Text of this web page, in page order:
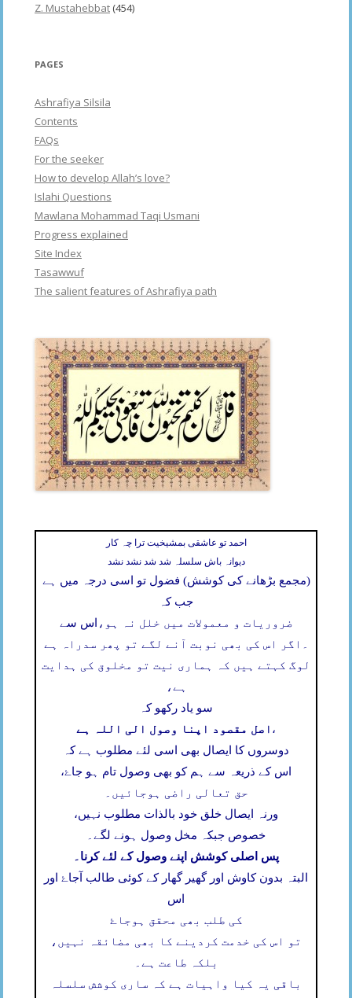
Z. Mustahebbat (454)
PAGES
Ashrafiya Silsila
Contents
FAQs
For the seeker
How to develop Allah’s love?
Islahi Questions
Mawlana Mohammad Taqi Usmani
Progress explained
Site Index
Tasawwuf
The salient features of Ashrafiya path
احمد تو عاشقی بمشیخیت ترا چہ کار
دیوانہ باش سلسلہ شد شد نشد نشد
(مجمع بڑھانے کی کوشش) فضول تو اسی درجہ میں ہے
جب کہ
اس سے ضروریات و معمولات میں خلل نہ ہو،
اگر اس کی بھی نوبت آنے لگے تو پھر سدراہ ہے
لوگ کہتے ہیں کہ ہماری نیت تو مخلوق کی ہدایت
ہے،
سو یاد رکھو کہ
اصل مقصود اپنا وصول الی اللہ ہے ،
دوسروں کا ایصال بھی اسی لئے مطلوب ہے کہ
اس کے ذریعہ سے ہم کو بھی وصول تام ہو جاۓ،
حق تعالی راضی ہوجائیں۔
ورنہ ایصال خلق خود بالذات مطلوب نہیں،
خصوص جبکہ مخل وصول ہونے لگے۔
پس اصلی کوشش اپنے وصول کے لئے کرنا۔
البتہ بدون کاوش اور گھیر گھار کے کوئی طالب آجاۓ اور
اس
کی طلب بھی محقق ہوجاۓ
تو اس کی خدمت کردینے کا بھی مضائقہ نہیں،
بلکہ طاعت ہے۔
باقی یہ کیا واہیات ہے کہ ساری کوشش سلسلہ